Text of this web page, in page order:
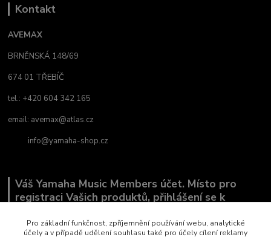
Kontakt
AVEMAX
BRNĚNSKÁ 148/69
674 01 TŘEBÍČ
tel.: +420 604 342 165
email: avemax@atlas.cz
info@yamaha-shop.cz
Váš Yamaha Music Members účet. Místo pro
registraci Vašich produktů, přihlášení se k
co Vás zajímá.
Pro základní funkčnost, zpříjemnění používání webu, analytické
účely a v případě udělení souhlasu také pro účely cílení reklamy